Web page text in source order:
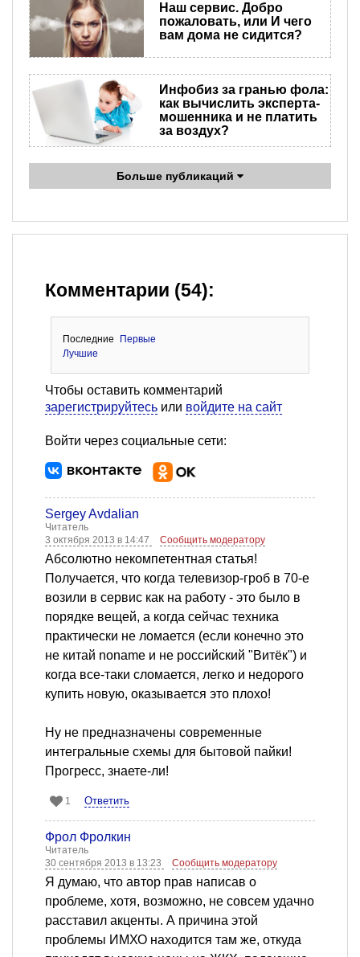
​Наш сервис. Добро
пожаловать, или И чего
вам дома не сидится?
Инфобиз за гранью фола:
как вычислить эксперта-
мошенника и не платить
за воздух?
Больше публикаций
Комментарии (54):
Последние
Первые
Лучшие
Чтобы оставить комментарий
зарегистрируйтесь или войдите на сайт
Войти через социальные сети:
Sergey Avdalian
Читатель
3 октября 2013 в 14:47
Сообщить модератору
Абсолютно некомпетентная статья!
Получается, что когда телевизор-гроб в 70-е
возили в сервис как на работу - это было в
порядке вещей, а когда сейчас техника
практически не ломается (если конечно это
не китай noname и не российский "Витёк") и
когда все-таки сломается, легко и недорого
купить новую, оказывается это плохо!
Ну не предназначены современные
интегральные схемы для бытовой пайки!
Прогресс, знаете-ли!
1 Ответить
Фрол Фролкин
Читатель
30 сентября 2013 в 13:23
Сообщить модератору
Я думаю, что автор прав написав о
проблеме, хотя, возможно, не совсем удачно
расставил акценты. А причина этой
проблемы ИМХО находится там же, откуда